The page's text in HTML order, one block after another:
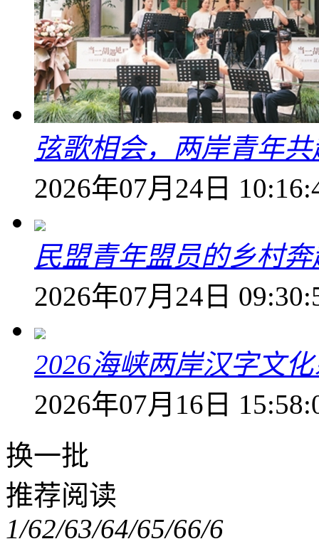
弦歌相会，两岸青年
2026年07月24日
民盟青年盟员的乡村
2026年07月24日
2026海峡两岸汉字文
2026年07月16日
换一批
推荐阅读
1/62/63/64/65/66/6